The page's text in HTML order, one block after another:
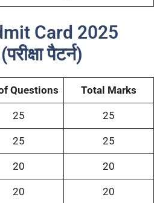
Card 2025
(परीक्षा पैटर्न)
Questions Total Marks
25 25
25 25
20 20
20 20